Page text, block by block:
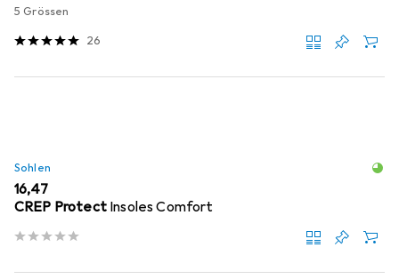
5 Grössen
26
Sohlen
EUR
16,47
CREP Protect Insoles Comfort